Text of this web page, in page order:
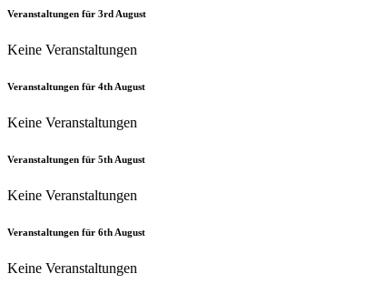
Veranstaltungen für 3rdAugust
Keine Veranstaltungen
Veranstaltungen für 4thAugust
Keine Veranstaltungen
Veranstaltungen für 5th August
Keine Veranstaltungen
Veranstaltungen für 6th August
Keine Veranstaltungen